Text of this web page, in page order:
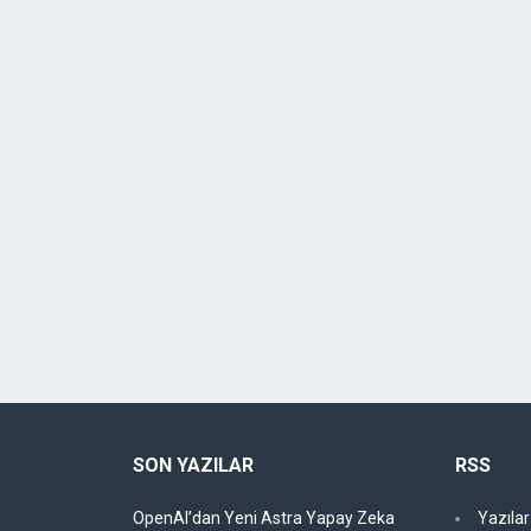
SON YAZILAR
OpenAI’dan Yeni Astra Yapay Zeka
RSS